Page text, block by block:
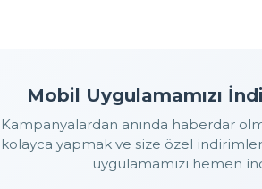
Mobil Uygulamamızı
Kampanyalardan anında haberdar
kolayca yapmak ve size özel
uygulamamızı hemen